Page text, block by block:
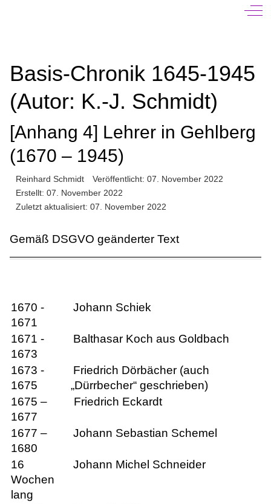
Off-
Basis-Chronik 1645-1945
(Autor: K.-J. Schmidt)
[Anhang 4] Lehrer in Gehlberg
(1670 – 1945)
Reinhard Schmidt
Veröffentlicht: 07. November 2022
Erstellt: 07. November 2022
Zuletzt aktualisiert: 07. November 2022
Gemäß DSGVO geänderter Text
1670 -
1671
Johann Schiek
1671 -
1673
Balthasar Koch aus Goldbach
1673 -
1675
Friedrich Dörbächer (auch
„Dürrbecher“ geschrieben)
1675 –
1677
Friedrich Eckardt
1677 –
1680
Johann Sebastian Schemel
16
Wochen
lang
Johann Michel Schneider